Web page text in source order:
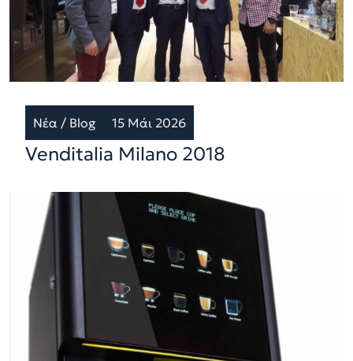
Νέα / Blog 15 Μάι 2026
Venditalia Milano 2018